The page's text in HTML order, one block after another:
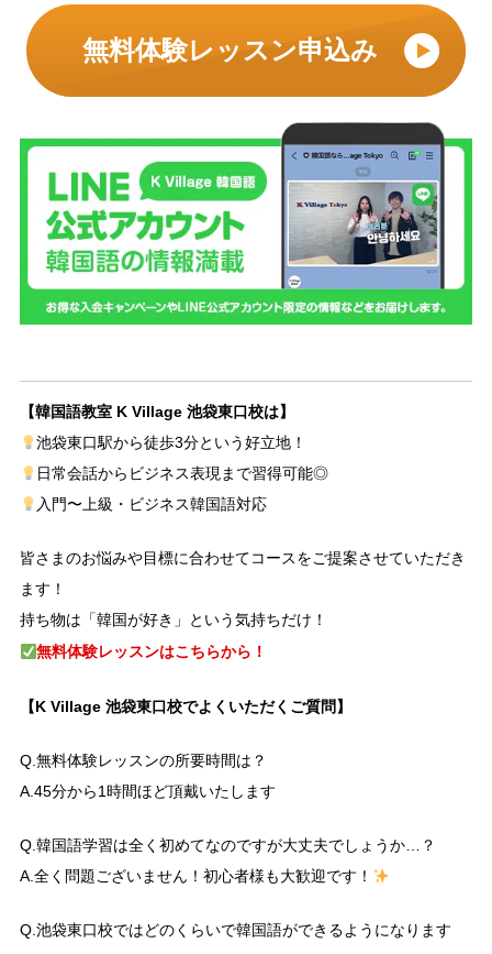
無料体験レッスン申込み
【韓国語教室 K Village 池袋東口校は】
池袋東口駅から徒歩3分という好立地！
日常会話からビジネス表現まで習得可能◎
入門〜上級・ビジネス韓国語対応
皆さまのお悩みや目標に合わせてコースをご提案させていただき
ます！
持ち物は「韓国が好き」という気持ちだけ！
無料体験レッスンはこちらから！
【K Village 池袋東口校でよくいただくご質問】
Q.無料体験レッスンの所要時間は？
A.45分から1時間ほど頂戴いたします
Q.韓国語学習は全く初めてなのですが大丈夫でしょうか…？
A.全く問題ございません！初心者様も大歓迎です！
Q.池袋東口校ではどのくらいで韓国語ができるようになります